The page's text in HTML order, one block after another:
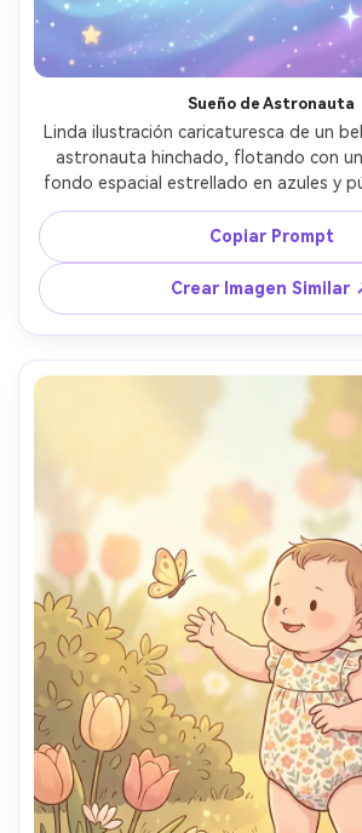
Sueño de Astronauta
Linda ilustración caricaturesca de un
astronauta hinchado, flotando con
fondo espacial estrellado en azules y
ojos grandes y brillantes, sombreado
encantador y motivador, arte de
calidad, lente de 85mm, poca
iluminación cinematográfica
Copiar Prompt
Crear Imagen Similar